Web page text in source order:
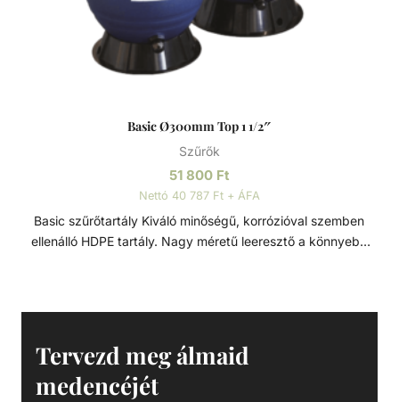
vízforgató készülék segítségével az egészen finom
szennyeződéseket is kiszűrhetik a vízből, amelyek így
fennakadnak a szűrőközegen.
Basic Ø300mm Top 1 1/2″
Szűrők
51 800 Ft
Nettó 40 787 Ft + ÁFA
Basic szűrőtartály Kiváló minőségű, korrózióval szemben
ellenálló HDPE tartály. Nagy méretű leeresztő a könnyebb
Szűrőtartály A medence vizének tisztaságát folyamatos
vízforgatással és szűréssel tudjuk fenn tartani. Az álló
vízben, melyet süt a nap, könnyedén elszaporodhatnak az
Tervezd meg álmaid
medencéjét